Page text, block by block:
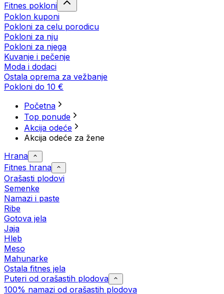
Fitnes pokloni
Poklon kuponi
Pokloni za celu porodicu
Pokloni za nju
Pokloni za njega
Kuvanje i pečenje
Moda i dodaci
Ostala oprema za vežbanje
Pokloni do 10 €
Početna
Top ponude
Akcija odeće
Akcija odeće za žene
Hrana
Fitnes hrana
Orašasti plodovi
Semenke
Namazi i paste
Ribe
Gotova jela
Јаја
Hleb
Meso
Mahunarke
Ostala fitnes jela
Puteri od orašastih plodova
100% namazi od orašastih plodova